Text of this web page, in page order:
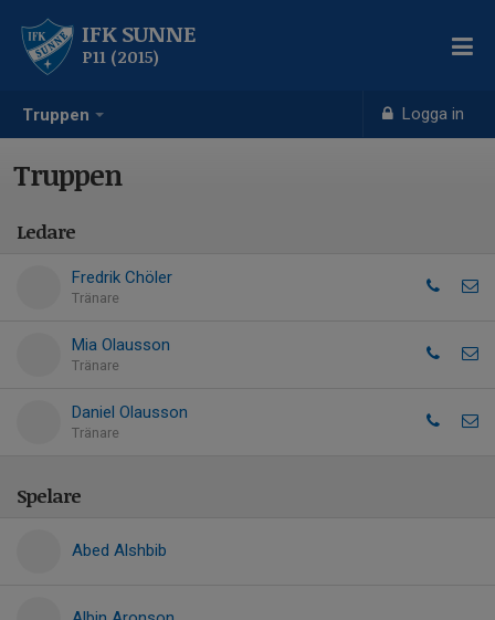
Truppen Logga in
IFK SUNNE
P11 (2015)
Truppen
Ledare
Fredrik Chöler
Tränare
Mia Olausson
Tränare
Daniel Olausson
Tränare
Spelare
Abed Alshbib